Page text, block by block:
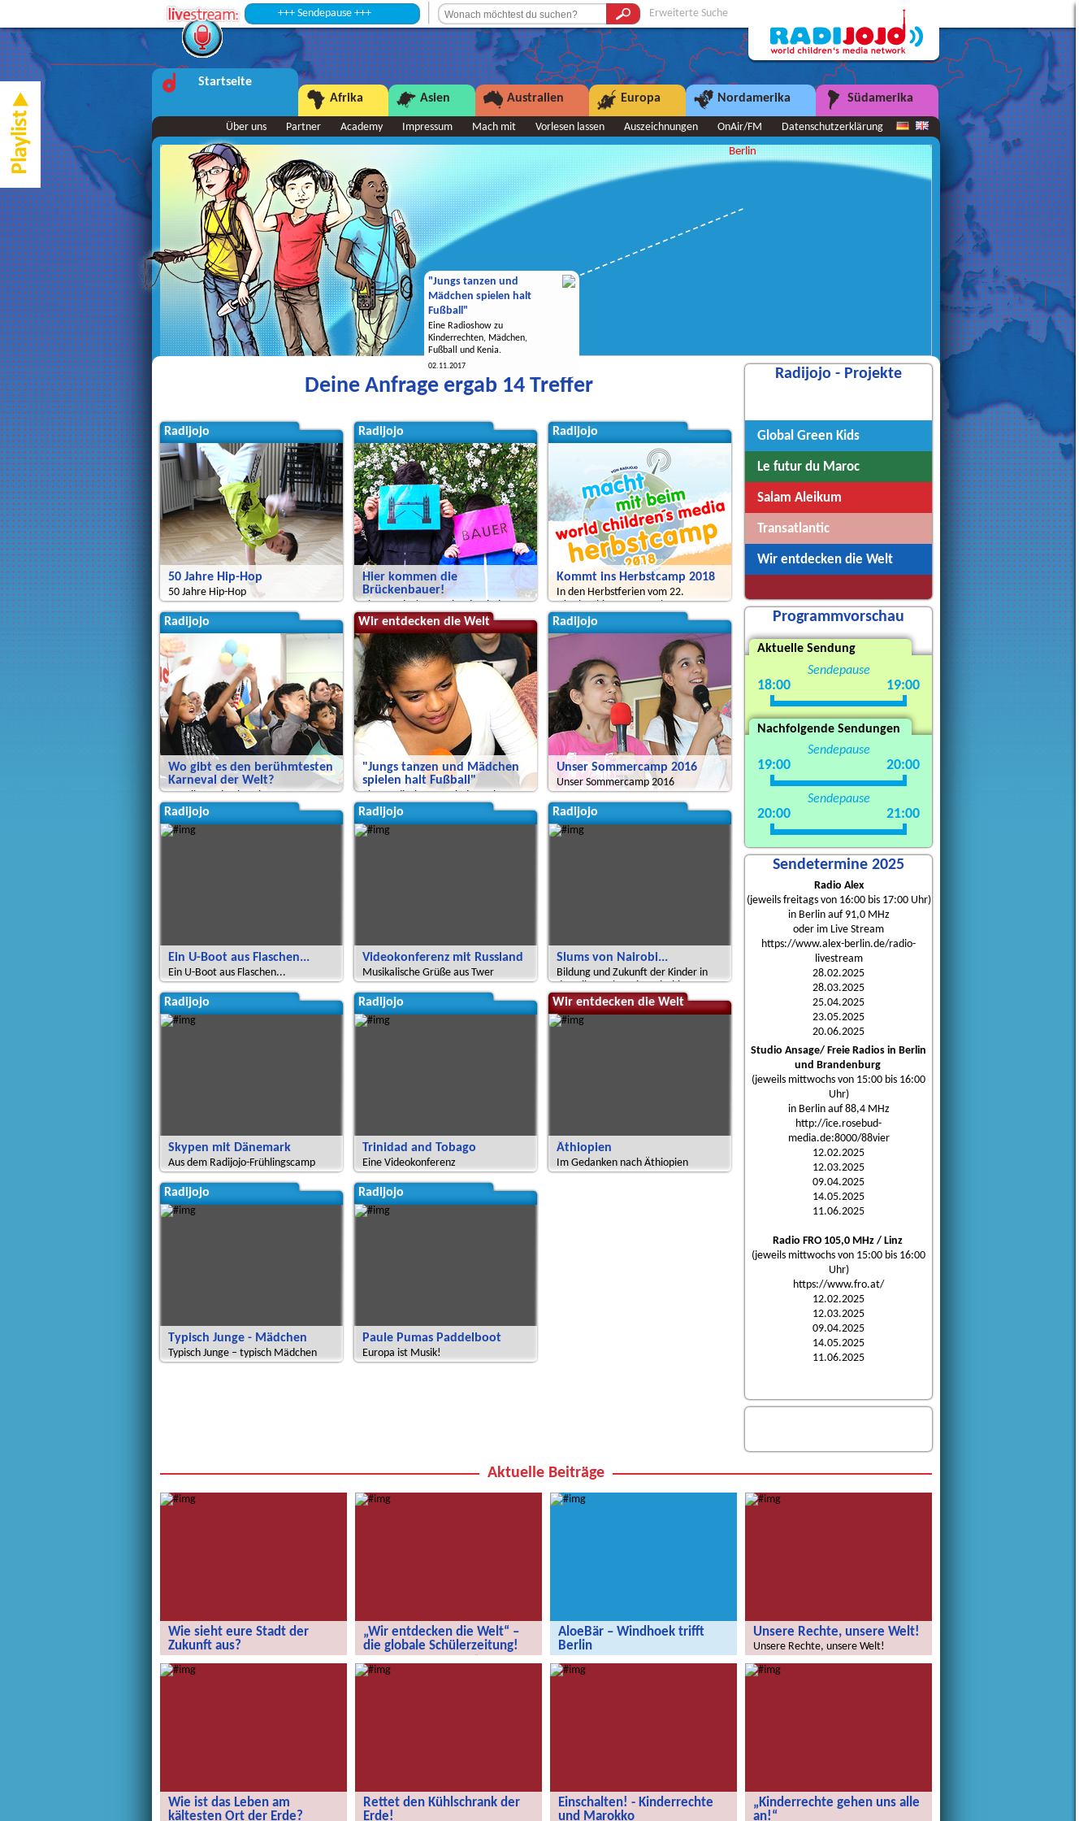
+++ Sendepause +++ Erweiterte Suche
Startseite
Afrika
Asien Australien Europa Nordamerika Südamerika
Über uns Partner Academy Impressum Mach mit Vorlesen lassen Auszeichnungen OnAir/FM Datenschutzerklärung
"Jungs tanzen und
Mädchen spielen halt
Fußball"
Eine Radioshow zu
Kinderrechten, Mädchen,
Fußball und Kenia.
02.11.2017
Berlin
Deine Anfrage ergab 14 Treffer
Radijojo
50 Jahre Hip-Hop
50 Jahre Hip-Hop
Radijojo
Hier kommen die
Brückenbauer!
Eine Entdeckungsreise durch den
Brunnenkiez.
Radijojo
Kommt ins Herbstcamp 2018
In den Herbstferien vom 22.
Oktober bis 02. November
Radijojo
Wo gibt es den berühmtesten
Karneval der Welt?
Wo gibt es den berühmtesten
Karneval der Welt?
Wir entdecken die Welt
"Jungs tanzen und Mädchen
spielen halt Fußball"
Eine Radioshow zu Kinderrechten,
Mädchen, Fußball und Kenia.
Radijojo
Unser Sommercamp 2016
Unser Sommercamp 2016
Radijojo
Ein U-Boot aus Flaschen...
Ein U-Boot aus Flaschen...
Radijojo
Videokonferenz mit Russland
Musikalische Grüße aus Twer
Radijojo
Slums von Nairobi...
Bildung und Zukunft der Kinder in
den Kibera Slums in Nairobi
Radijojo
Skypen mit Dänemark
Aus dem Radijojo-Frühlingscamp
Radijojo
Trinidad and Tobago
Eine Videokonferenz
Wir entdecken die Welt
Äthiopien
Im Gedanken nach Äthiopien
Radijojo
Typisch Junge - Mädchen
Typisch Junge – typisch Mädchen
Radijojo
Paule Pumas Paddelboot
Europa ist Musik!
Radijojo - Projekte
Global Green Kids
Le futur du Maroc
Salam Aleikum
Transatlantic
Wir entdecken die Welt
Programmvorschau
Aktuelle Sendung
Sendepause
18:00 19:00
Nachfolgende Sendungen
Sendepause
19:00 20:00
Sendepause
20:00 21:00
Sendetermine 2025
Radio Alex
(jeweils freitags von 16:00 bis 17:00 Uhr)
in Berlin auf 91,0 MHz
oder im Live Stream
https://www.alex-berlin.de/radio-
livestream
28.02.2025
28.03.2025
25.04.2025
23.05.2025
20.06.2025
Studio Ansage/ Freie Radios in Berlin
und Brandenburg
(jeweils mittwochs von 15:00 bis 16:00
Uhr)
in Berlin auf 88,4 MHz
http://ice.rosebud-
media.de:8000/88vier
12.02.2025
12.03.2025
09.04.2025
14.05.2025
11.06.2025
Radio FRO 105,0 MHz / Linz
(jeweils mittwochs von 15:00 bis 16:00
Uhr)
https://www.fro.at/
12.02.2025
12.03.2025
09.04.2025
14.05.2025
11.06.2025
Aktuelle Beiträge
Wie sieht eure Stadt der
Zukunft aus?
Wie sieht eure Stadt der Zukunft aus?
„Wir entdecken die Welt“ –
die globale Schülerzeitung!
„Wir entdecken die Welt“ – die
globale Schülerzeitung!
AloeBär – Windhoek trifft
Berlin
AloeBär – Windhoek trifft Berlin
Unsere Rechte, unsere Welt!
Unsere Rechte, unsere Welt!
Wie ist das Leben am
kältesten Ort der Erde?
Rettet den Kühlschrank der
Erde!
Einschalten! - Kinderrechte
und Marokko
„Kinderrechte gehen uns alle
an!“